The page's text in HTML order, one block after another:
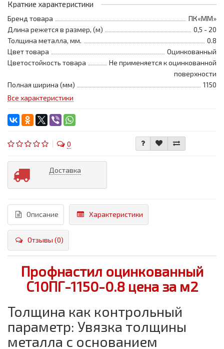
Краткие характеристики
Бренд товара
ПК«ММ»
Длина режется в размер, (м)
0,5 - 20
Толщина металла, мм.
0.8
Цвет товара
Оцинкованный
Цветостойкость товара
Не применяется к оцинкованной
поверхности
Полная ширина (мм)
1150
Все характеристики
0
Доставка
Описание Характеристики
Отзывы (0)
Профнастил оцинкованный
С10ПГ-1150-0.8 цена за м2
Толщина как контрольный
параметр: Увязка толщины
металла с основанием